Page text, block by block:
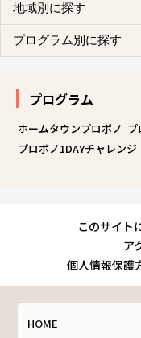
地域別に探す
プログラム別に探す
プログラム
ホームタウンプロボノ
プロボノ1DAYチャレンジ
このサイト
ア
個人情報保護
HOME